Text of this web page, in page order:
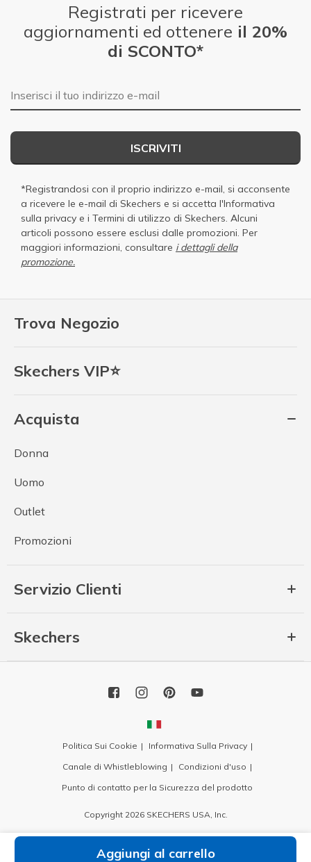
Aggiungi al carrello
Trova Negozio
Skechers VIP⭐
Acquista
Donna
Uomo
Outlet
Promozioni
Servizio Clienti
Skechers
Registrati per ricevere
aggiornamenti ed ottenere il 20%
di SCONTO*
E-mail
ISCRIVITI
*Registrandosi con il proprio indirizzo e-mail, si acconsente
a ricevere le e-mail di Skechers e si accetta l'Informativa
sulla privacy e i Termini di utilizzo di Skechers. Alcuni
articoli possono essere esclusi dalle promozioni. Per
maggiori informazioni, consultare i dettagli della
promozione.
Politica Sui Cookie
Informativa Sulla Privacy
Canale di Whistleblowing
Condizioni d'uso
Punto di contatto per la Sicurezza del prodotto
Copyright 2026 SKECHERS USA, Inc.